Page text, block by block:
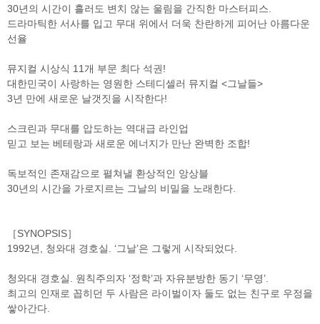
30년의 시간이 흘러도 변치 않는 울림을 간직한 마스터피스.
드라마틱한 서사를 입고 무대 위에서 더욱 찬란하게 피어난 아름다운
선율
뮤지컬 시상식 11개 부문 최다 석권!
대한민국이 사랑하는 영원한 스테디셀러 뮤지컬 <그날들>
3년 만에 새로운 날갯짓을 시작한다!
스크린과 무대를 압도하는 역대급 라인업
믿고 보는 베테랑과 새로운 에너지가 만난 완벽한 조합!
독보적인 존재감으로 펼쳐낼 환상적인 앙상블
30년의 시간을 가로지르는 그날의 비밀을 노래한다.
［SYNOPSIS］
1992년, 청와대 경호실. ‘그날’은 그렇게 시작되었다.
청와대 경호실. 원칙주의자 ‘정학’과 자유분방한 동기 ‘무영’.
최고의 인재로 꼽히던 두 사람은 라이벌이자 둘도 없는 친구로 우정을
쌓아간다.